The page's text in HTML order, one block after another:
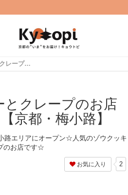
超人気喫茶の姉妹店はコーヒーとクレープのお店☆「ゾウコーヒー」オープン !【京都・梅小路】
とクレープのお店
京都・梅小路】
路エリアにオープン☆人気のゾウクッキ
のお店です☆
お気に入り 2